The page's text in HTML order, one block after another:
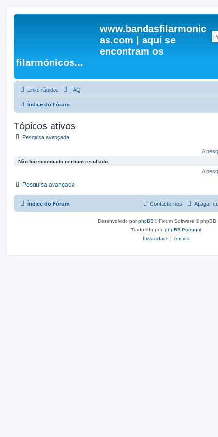
www.bandasfilarmonic
as.com | aqui se
encontram os
filarmónicos...
Links rápidos FAQ
Índice do Fórum
Tópicos ativos
Pesquisa avançada
A
Não foi encontrado nenhum resultado.
A
Pesquisa avançada
Índice do Fórum Apagar
Contacte-nos
Desenvolvido porphpBB® Forum Software © phpBB
Traduzido por: phpBB Portugal
Privacidade | Termos